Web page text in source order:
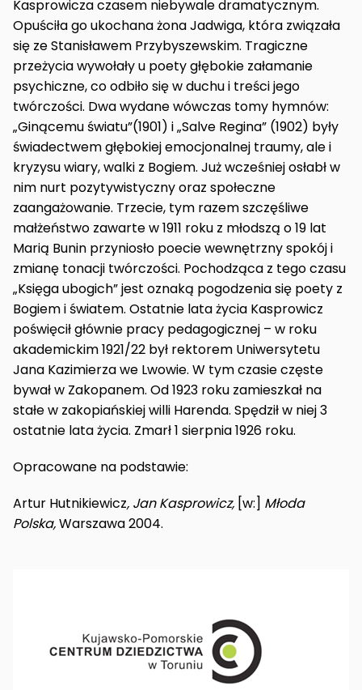
Kasprowicza czasem niebywale dramatycznym.
Opuściła go ukochana żona Jadwiga, która związała
się ze Stanisławem Przybyszewskim. Tragiczne
przeżycia wywołały u poety głębokie załamanie
psychiczne, co odbiło się w duchu i treści jego
twórczości. Dwa wydane wówczas tomy hymnów:
„Ginącemu światu”(1901) i „Salve Regina” (1902) były
świadectwem głębokiej emocjonalnej traumy, ale i
kryzysu wiary, walki z Bogiem. Już wcześniej osłabł w
nim nurt pozytywistyczny oraz społeczne
zaangażowanie. Trzecie, tym razem szczęśliwe
małżeństwo zawarte w 1911 roku z młodszą o 19 lat
Marią Bunin przyniosło poecie wewnętrzny spokój i
zmianę tonacji twórczości. Pochodząca z tego czasu
„Księga ubogich” jest oznaką pogodzenia się poety z
Bogiem i światem. Ostatnie lata życia Kasprowicz
poświęcił głównie pracy pedagogicznej – w roku
akademickim 1921/22 był rektorem Uniwersytetu
Jana Kazimierza we Lwowie. W tym czasie częste
bywał w Zakopanem. Od 1923 roku zamieszkał na
stałe w zakopiańskiej willi Harenda. Spędził w niej 3
ostatnie lata życia. Zmarł 1 sierpnia 1926 roku.
Opracowane na podstawie:
Artur Hutnikiewicz, Jan Kasprowicz, [w:] Młoda
Polska,Warszawa 2004.